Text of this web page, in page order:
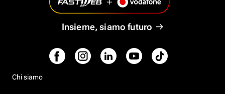
Insieme, siamo futuro
Chi siamo